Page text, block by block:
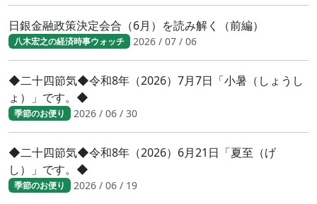
日銀金融政策決定会合（6月）を読み解く（前編）
八木宏之の経済時事ウォッチ 2026 / 07 / 06
◆二十四節気◆令和8年（2026）7月7日「小暑（しょうし
ょ）」です。◆
季節のお便り 2026 / 06 / 30
◆二十四節気◆令和8年（2026）6月21日「夏至（げ
し）」です。◆
季節のお便り 2026 / 06 / 19